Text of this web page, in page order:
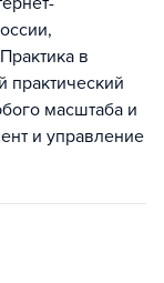
в
практический
масштаба и
и управление